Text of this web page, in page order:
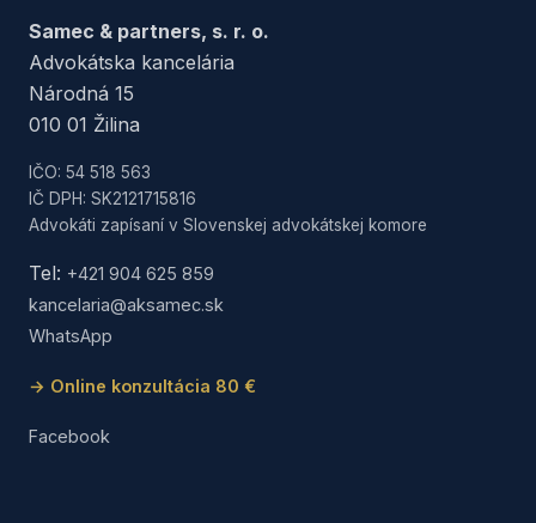
Samec & partners, s. r. o.
Advokátska kancelária
Národná 15
010 01 Žilina
IČO: 54 518 563
IČ DPH: SK2121715816
Advokáti zapísaní v Slovenskej advokátskej komore
Tel: +421 904 625 859
kancelaria@aksamec.sk
WhatsApp
→ Online konzultácia 80 €
Facebook